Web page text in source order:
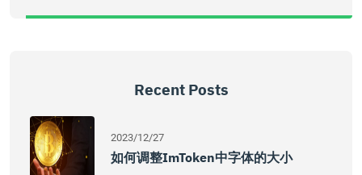
Recent Posts
2023/12/27
如何调整imToken中字体的大小